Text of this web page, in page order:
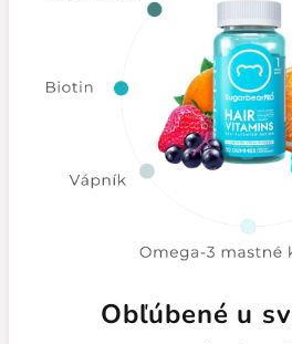
Obľúbené u